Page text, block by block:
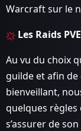
Warcraft sur le
Les Raids PVE
Au vu du choix
guilde et afin
bienveillant,
quelques règles
s’assurer de